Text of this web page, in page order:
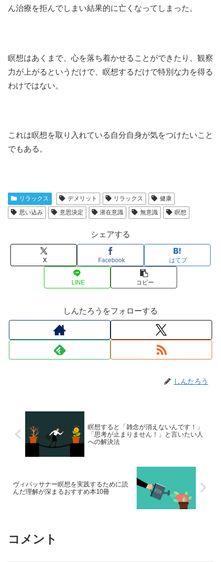
ん治療を拒んでしまい結果的に亡くなってしまった。
瞑想はあくまで、心を落ち着かせることができたり、観察
力が上がるというだけで、瞑想するだけで特別な力を得る
わけではない。
これは瞑想を取り入れている自分自身が気をつけたいこと
でもある。
リラックス デメリット リラックス
健康
思い込み
意思決定 潜在意識 無意識 瞑想
シェアする
X Facebook はてブ
LINE コピー
しんたろうをフォローする
しんたろう
瞑想すると「雑念が消えないんです！」
「思考が止まりません！」と言いたい人
への解決法
ヴィパッサナー瞑想を実践するために読
んだ理解が深まるおすすめ本10冊
コメント